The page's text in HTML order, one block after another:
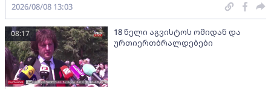
2026/08/08 13:03
18 წელი აგვისტოს ომიდან და
ურთიერთბრალდებები
08:17